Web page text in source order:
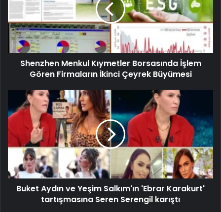
Shenzhen Menkul Kıymetler Borsasında İşlem
Gören Firmaların İkinci Çeyrek Büyümesi
Buket Aydın ve Yeşim Salkım'ın 'Ebrar Karakurt'
tartışmasına Seren Serengil karıştı